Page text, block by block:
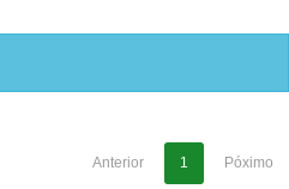
Anterior 1 Póximo